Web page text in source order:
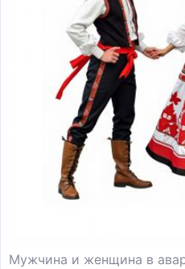
Мужчина и женщина в